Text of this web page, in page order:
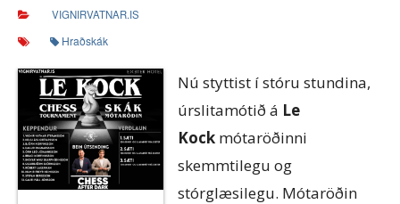
VIGNIRVATNAR.IS
Hraðskák
Nú styttist í stóru stundina,
úrslitamótið á Le
Kock mótaröðinni
skemmtilegu og
stórglæsilegu. Mótaröðin